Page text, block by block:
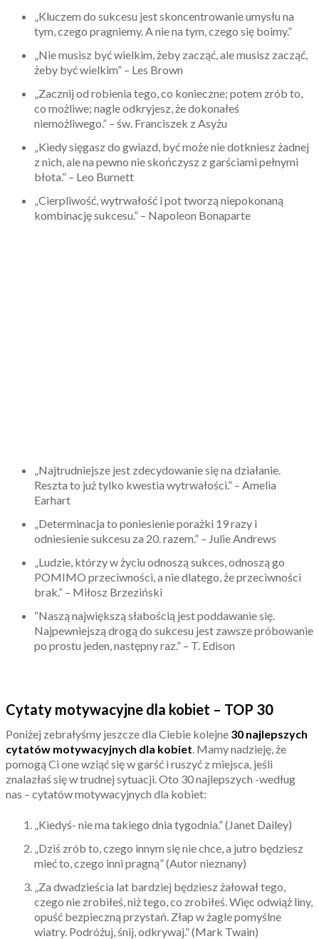
„Kluczem do sukcesu jest skoncentrowanie umysłu na
tym, czego pragniemy. A nie na tym, czego się boimy.”
„Nie musisz być wielkim, żeby zacząć, ale musisz zacząć,
żeby być wielkim” – Les Brown
„Zacznij od robienia tego, co konieczne; potem zrób to,
co możliwe; nagle odkryjesz, że dokonałeś
niemożliwego.” – św. Franciszek z Asyżu
„Kiedy sięgasz do gwiazd, być może nie dotkniesz żadnej
z nich, ale na pewno nie skończysz z garściami pełnymi
błota.” – Leo Burnett
„Cierpliwość, wytrwałość i pot tworzą niepokonaną
kombinację sukcesu.” – Napoleon Bonaparte
„Najtrudniejsze jest zdecydowanie się na działanie.
Reszta to już tylko kwestia wytrwałości.” – Amelia
Earhart
„Determinacja to poniesienie porażki 19 razy i
odniesienie sukcesu za 20. razem.” – Julie Andrews
„Ludzie, którzy w życiu odnoszą sukces, odnoszą go
POMIMO przeciwności, a nie dlatego, że przeciwności
brak.” – Miłosz Brzeziński
“Naszą największą słabością jest poddawanie się.
Najpewniejszą drogą do sukcesu jest zawsze próbowanie
po prostu jeden, następny raz.” – T. Edison
Cytaty motywacyjne dla kobiet – TOP 30
Poniżej zebrałyśmy jeszcze dla Ciebie kolejne 30 najlepszych
cytatów motywacyjnych dla kobiet. Mamy nadzieję, że
pomogą Ci one wziąć się w garść i ruszyć z miejsca, jeśli
znalazłaś się w trudnej sytuacji. Oto 30 najlepszych -według
nas – cytatów motywacyjnych dla kobiet:
„Kiedyś- nie ma takiego dnia tygodnia.” (Janet Dailey)
„Dziś zrób to, czego innym się nie chce, a jutro będziesz
mieć to, czego inni pragną” (Autor nieznany)
„Za dwadzieścia lat bardziej będziesz żałował tego,
czego nie zrobiłeś, niż tego, co zrobiłeś. Więc odwiąż liny,
opuść bezpieczną przystań. Złap w żagle pomyślne
wiatry. Podróżuj, śnij, odkrywaj.” (Mark Twain)